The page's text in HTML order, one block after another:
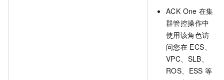
ACK One 在集
群管控操作中
使用该角色访
问您在 ECS、
VPC、SLB、
ROS、ESS 等